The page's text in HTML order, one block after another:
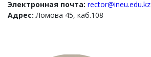
Электронная почта: rector@ineu.edu.kz
Адрес: Ломова 45, каб.108